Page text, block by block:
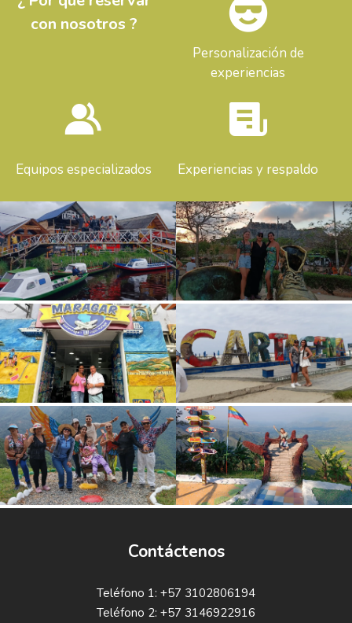
con nosotros ?
Personalización de
experiencias
Equipos especializados Experiencias y respaldo
Contáctenos
Teléfono 1: +57 3102806194
Teléfono 2: +57 3146922916